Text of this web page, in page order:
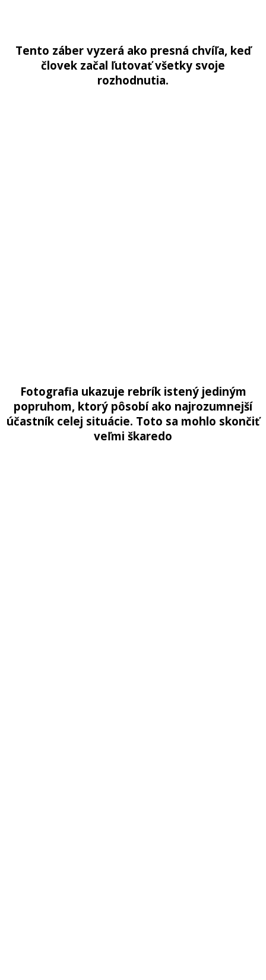
Tento záber vyzerá ako presná chvíľa, keď
človek začal ľutovať všetky svoje
rozhodnutia.
Fotografia ukazuje rebrík istený jediným
popruhom, ktorý pôsobí ako najrozumnejší
účastník celej situácie. Toto sa mohlo skončiť
veľmi škaredo